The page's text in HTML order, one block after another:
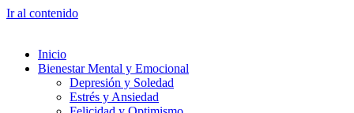
Ir al contenido
Inicio
Bienestar Mental y Emocional
Depresión y Soledad
Estrés y Ansiedad